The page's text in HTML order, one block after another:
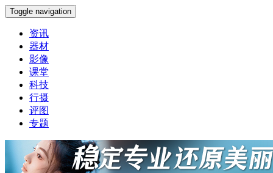
Toggle navigation
资讯
器材
影像
课堂
科技
行摄
评图
专题